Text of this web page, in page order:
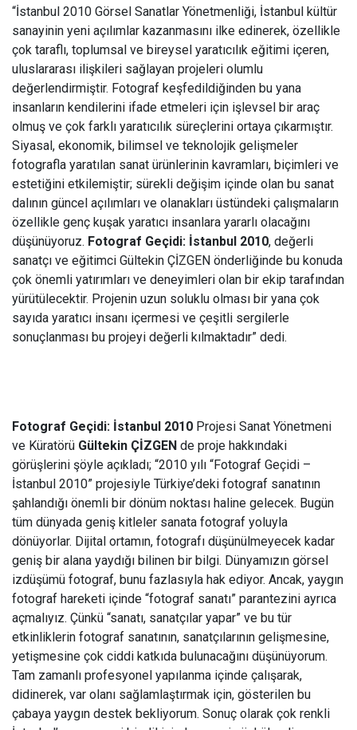
“İstanbul 2010 Görsel Sanatlar Yönetmenliği, İstanbul kültür
sanayinin yeni açılımlar kazanmasını ilke edinerek, özellikle
çok taraflı, toplumsal ve bireysel yaratıcılık eğitimi içeren,
uluslararası ilişkileri sağlayan projeleri olumlu
değerlendirmiştir. Fotograf keşfedildiğinden bu yana
insanların kendilerini ifade etmeleri için işlevsel bir araç
olmuş ve çok farklı yaratıcılık süreçlerini ortaya çıkarmıştır.
Siyasal, ekonomik, bilimsel ve teknolojik gelişmeler
fotografla yaratılan sanat ürünlerinin kavramları, biçimleri ve
estetiğini etkilemiştir; sürekli değişim içinde olan bu sanat
dalının güncel açılımları ve olanakları üstündeki çalışmaların
özellikle genç kuşak yaratıcı insanlara yararlı olacağını
düşünüyoruz. Fotograf Geçidi: İstanbul 2010, değerli
sanatçı ve eğitimci Gültekin ÇİZGEN önderliğinde bu konuda
çok önemli yatırımları ve deneyimleri olan bir ekip tarafından
yürütülecektir. Projenin uzun soluklu olması bir yana çok
sayıda yaratıcı insanı içermesi ve çeşitli sergilerle
sonuçlanması bu projeyi değerli kılmaktadır” dedi.
Fotograf Geçidi: İstanbul 2010 Projesi Sanat Yönetmeni
ve Küratörü Gültekin ÇİZGEN de proje hakkındaki
görüşlerini şöyle açıkladı; “2010 yılı “Fotograf Geçidi –
İstanbul 2010” projesiyle Türkiye’deki fotograf sanatının
şahlandığı önemli bir dönüm noktası haline gelecek. Bugün
tüm dünyada geniş kitleler sanata fotograf yoluyla
dönüyorlar. Dijital ortamın, fotografı düşünülmeyecek kadar
geniş bir alana yaydığı bilinen bir bilgi. Dünyamızın görsel
izdüşümü fotograf, bunu fazlasıyla hak ediyor. Ancak, yaygın
fotograf hareketi içinde “fotograf sanatı” parantezini ayrıca
açmalıyız. Çünkü “sanatı, sanatçılar yapar” ve bu tür
etkinliklerin fotograf sanatının, sanatçılarının gelişmesine,
yetişmesine çok ciddi katkıda bulunacağını düşünüyorum.
Tam zamanlı profesyonel yapılanma içinde çalışarak,
didinerek, var olanı sağlamlaştırmak için, gösterilen bu
çabaya yaygın destek bekliyorum. Sonuç olarak çok renkli